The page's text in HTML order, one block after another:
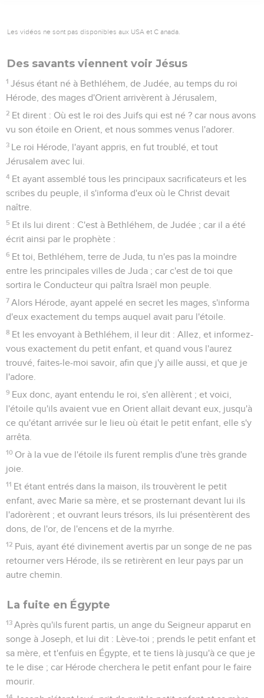
Les vidéos ne sont pas disponibles aux USA et C anada.
Des savants viennent voir Jésus
1 Jésus étant né à Bethléhem, de Judée, au temps du roi
Hérode, des mages d'Orient arrivèrent à Jérusalem,
2 Et dirent : Où est le roi des Juifs qui est né ? car nous avons
vu son étoile en Orient, et nous sommes venus l'adorer.
3 Le roi Hérode, l'ayant appris, en fut troublé, et tout
Jérusalem avec lui.
4 Et ayant assemblé tous les principaux sacrificateurs et les
scribes du peuple, il s'informa d'eux où le Christ devait
naître.
5 Et ils lui dirent : C'est à Bethléhem, de Judée ; car il a été
écrit ainsi par le prophète :
6 Et toi, Bethléhem, terre de Juda, tu n'es pas la moindre
entre les principales villes de Juda ; car c'est de toi que
sortira le Conducteur qui paîtra Israël mon peuple.
7 Alors Hérode, ayant appelé en secret les mages, s'informa
d'eux exactement du temps auquel avait paru l'étoile.
8 Et les envoyant à Bethléhem, il leur dit : Allez, et informez-
vous exactement du petit enfant, et quand vous l'aurez
trouvé, faites-le-moi savoir, afin que j'y aille aussi, et que je
l'adore.
9 Eux donc, ayant entendu le roi, s'en allèrent ; et voici,
l'étoile qu'ils avaient vue en Orient allait devant eux, jusqu'à
ce qu'étant arrivée sur le lieu où était le petit enfant, elle s'y
arrêta.
10 Or à la vue de l'étoile ils furent remplis d'une très grande
joie.
11 Et étant entrés dans la maison, ils trouvèrent le petit
enfant, avec Marie sa mère, et se prosternant devant lui ils
l'adorèrent ; et ouvrant leurs trésors, ils lui présentèrent des
dons, de l'or, de l'encens et de la myrrhe.
12 Puis, ayant été divinement avertis par un songe de ne pas
retourner vers Hérode, ils se retirèrent en leur pays par un
autre chemin.
La fuite en Égypte
13 Après qu'ils furent partis, un ange du Seigneur apparut en
songe à Joseph, et lui dit : Lève-toi ; prends le petit enfant et
sa mère, et t'enfuis en Égypte, et te tiens là jusqu'à ce que je
te le dise ; car Hérode cherchera le petit enfant pour le faire
mourir.
14